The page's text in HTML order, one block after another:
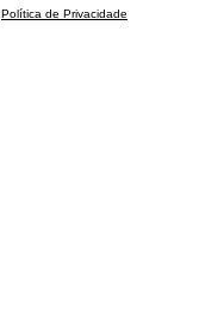
Política de Privacidade